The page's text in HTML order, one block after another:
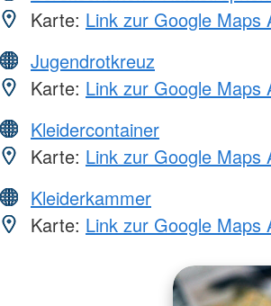
Karte: Link zur Google Maps
Jugendrotkreuz
Karte: Link zur Google Maps
Kleidercontainer
Karte: Link zur Google Maps
Kleiderkammer
Karte: Link zur Google Maps